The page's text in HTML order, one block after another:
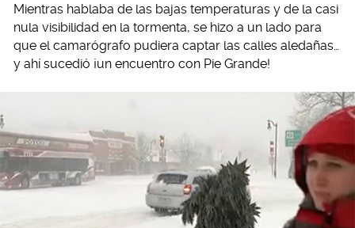
Mientras hablaba de las bajas temperaturas y de la casi
nula visibilidad en la tormenta, se hizo a un lado para
que el camarógrafo pudiera captar las calles aledañas…
y ahí sucedió ¡un encuentro con Pie Grande!